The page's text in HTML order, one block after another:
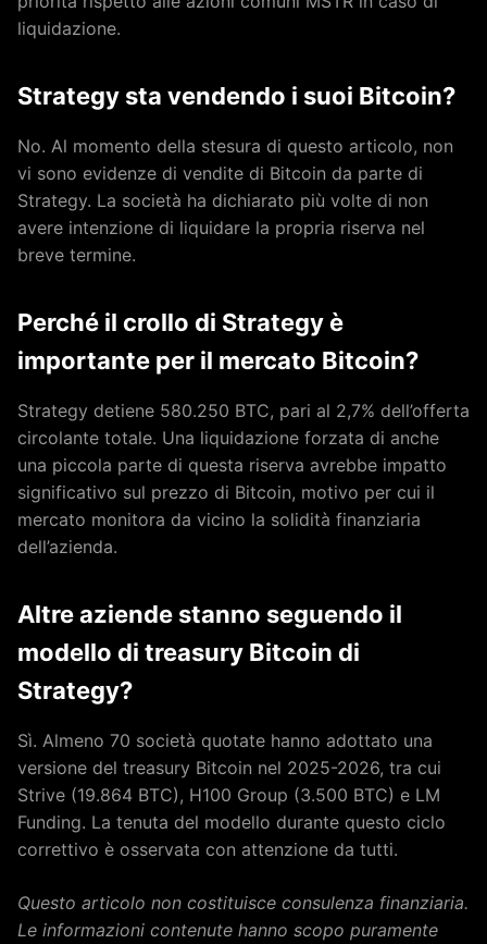
liquidazione.
Strategy sta vendendo i suoi Bitcoin?
No. Al momento della stesura di questo articolo, non
vi sono evidenze di vendite di Bitcoin da parte di
Strategy. La società ha dichiarato più volte di non
avere intenzione di liquidare la propria riserva nel
breve termine.
Perché il crollo di Strategy è
importante per il mercato Bitcoin?
Strategy detiene 580.250 BTC, pari al 2,7% dell’offerta
circolante totale. Una liquidazione forzata di anche
una piccola parte di questa riserva avrebbe impatto
significativo sul prezzo di Bitcoin, motivo per cui il
mercato monitora da vicino la solidità finanziaria
dell’azienda.
Altre aziende stanno seguendo il
modello di treasury Bitcoin di
Strategy?
Sì. Almeno 70 società quotate hanno adottato una
versione del treasury Bitcoin nel 2025-2026, tra cui
Strive (19.864 BTC), H100 Group (3.500 BTC) e LM
Funding. La tenuta del modello durante questo ciclo
correttivo è osservata con attenzione da tutti.
Questo articolo non costituisce consulenza finanziaria.
Le informazioni contenute hanno scopo puramente